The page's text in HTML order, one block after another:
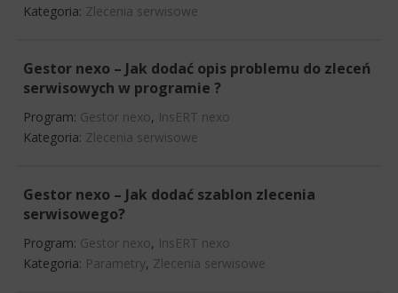
Kategoria: Zlecenia serwisowe
Gestor nexo – Jak dodać opis problemu do zleceń
serwisowych w programie ?
Program: Gestor nexo, InsERT nexo
Kategoria: Zlecenia serwisowe
Gestor nexo – Jak dodać szablon zlecenia
serwisowego?
Program: Gestor nexo, InsERT nexo
Kategoria: Parametry, Zlecenia serwisowe